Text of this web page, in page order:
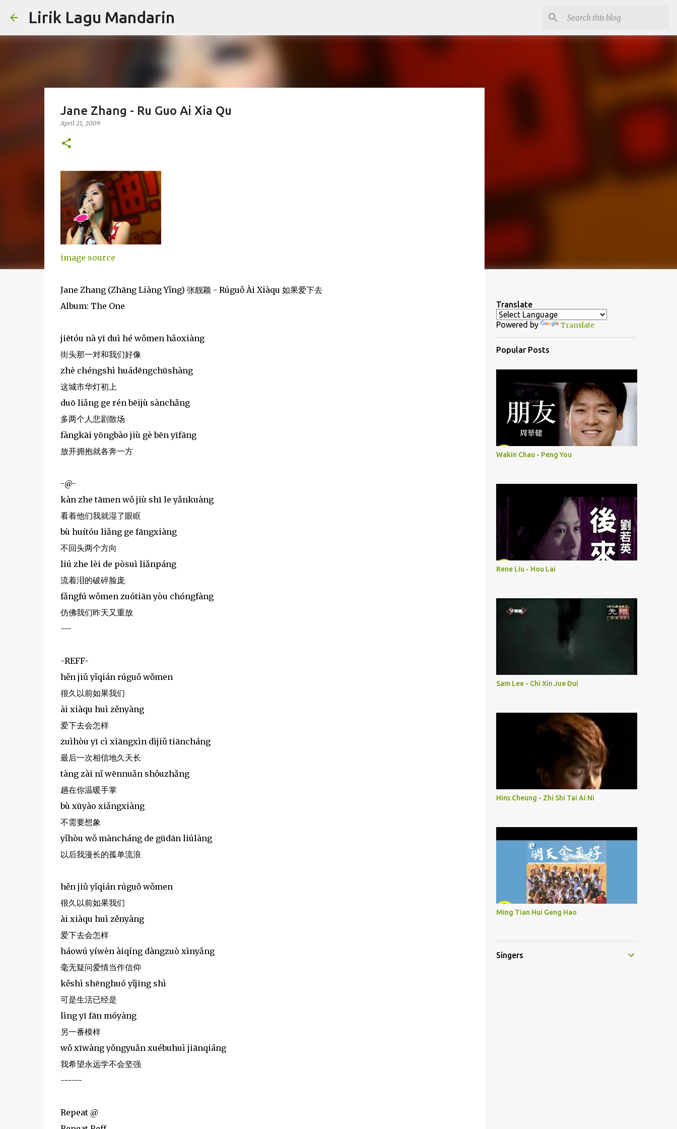
Lirik Lagu Mandarin
Jane Zhang - Ru Guo Ai Xia Qu
April 21, 2009
image source
Jane Zhang (Zhāng Liàng Yǐng) 张靓颖 - Rúguǒ Ài Xiàqu 如果爱下去
Album: The One
jiētóu nà yī duì hé wǒmen hǎoxiàng
街头那一对和我们好像
zhè chéngshì huádēngchūshàng
这城市华灯初上
duō liǎng ge rén bēijù sànchǎng
多两个人悲剧散场
fàngkāi yōngbào jiù gè bēn yīfāng
放开拥抱就各奔一方
-@-
kàn zhe tāmen wǒ jiù shī le yǎnkuàng
看着他们我就湿了眼眶
bù huítóu liǎng ge fāngxiàng
不回头两个方向
liú zhe lèi de pòsuì liǎnpáng
流着泪的破碎脸庞
fǎngfú wǒmen zuótiān yòu chóngfàng
仿佛我们昨天又重放
---
-REFF-
hěn jiǔ yǐqián rúguǒ wǒmen
很久以前如果我们
ài xiàqu huì zěnyàng
爱下去会怎样
zuìhòu yī cì xiāngxìn dìjiǔ tiāncháng
最后一次相信地久天长
tàng zài nǐ wēnnuǎn shǒuzhǎng
趟在你温暖手掌
bù xūyào xiǎngxiàng
不需要想象
yǐhòu wǒ màncháng de gūdān liúlàng
以后我漫长的孤单流浪
hěn jiǔ yǐqián rúguǒ wǒmen
很久以前如果我们
ài xiàqu huì zěnyàng
爱下去会怎样
háowú yíwèn àiqíng dàngzuò xìnyǎng
毫无疑问爱情当作信仰
kěshì shēnghuó yǐjing shì
可是生活已经是
lìng yī fān móyàng
另一番模样
wǒ xīwàng yǒngyuǎn xuébuhuì jiānqiáng
我希望永远学不会坚强
------
Repeat @
Translate
Powered by Translate
Popular Posts
Wakin Chau - Peng You
Rene Liu - Hou Lai
Sam Lee - Chi Xin Jue Dui
Hins Cheung - Zhi Shi Tai Ai Ni
Ming Tian Hui Geng Hao
Singers